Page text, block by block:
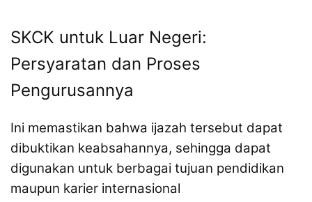
SKCK untuk Luar Negeri:
Persyaratan dan Proses
Pengurusannya
Ini memastikan bahwa ijazah tersebut dapat
dibuktikan keabsahannya, sehingga dapat
digunakan untuk berbagai tujuan pendidikan
maupun karier internasional